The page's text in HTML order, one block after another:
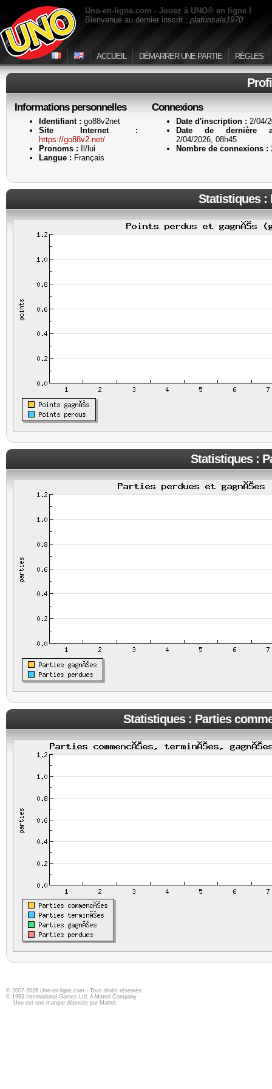
Uno-en-ligne.com - Jouez à UNO® en ligne !
Bienvenue au dernier inscrit : platunsala1970
ACCUEIL DÉMARRER UNE PARTIE RÈGLES
Informations personnelles
Identifiant : go88v2net
Site Internet :
https://go88v2.net/
Pronoms : Il/lui
Langue : Français
Connexions
Date d'inscription : 2/04/
Date de dernière
2/04/2026, 08h45
Nombre de connexions :
Statistiques :
Statistiques :
Statistiques : Parties
© 2007-2026 Uno-en-ligne.com - Tous droits réservés
© 1993 International Games Ltd. A Mattel Company
Uno est une marque déposée par Mattel.